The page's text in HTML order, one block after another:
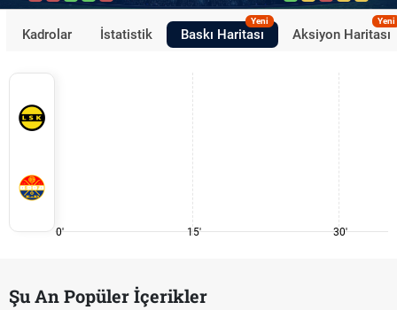
Kadrolar İstatistik Baskı Haritası
Yeni
Aksiyon Haritası
Yeni
0' 15' 30'
Şu An Popüler İçerikler